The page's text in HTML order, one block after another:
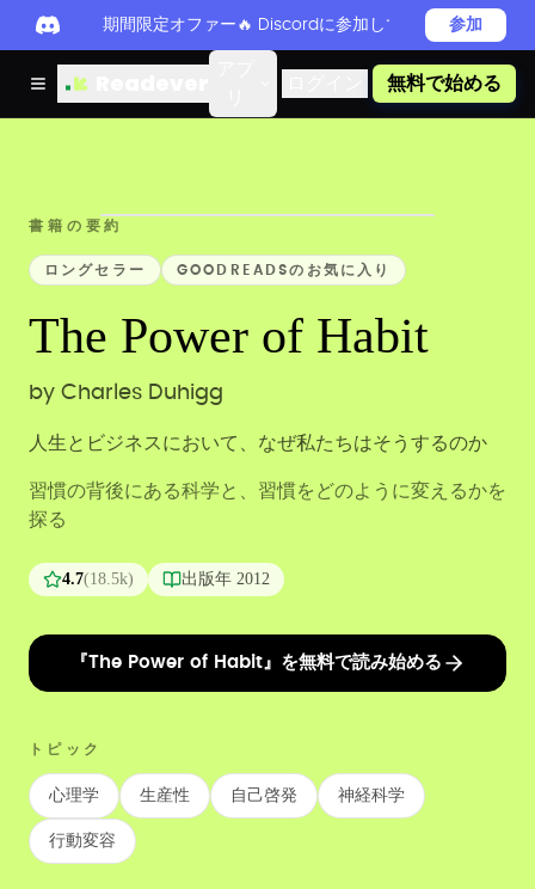
期間限定オファー🔥 Discordに参加してReadever PRO
参加
無料で始める
書籍の要約
ロングセラー GOODREADSのお気に入り
The Power of Habit
by Charles Duhigg
人生とビジネスにおいて、なぜ私たちはそうするのか
習慣の背後にある科学と、習慣をどのように変えるかを
探る
4.7(18.5k) 出版年 2012
『The Power of Habit』を無料で読み始める
トピック
心理学 生産性 自己啓発 神経科学
行動変容